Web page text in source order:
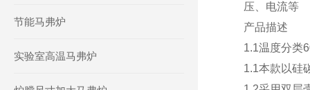
节能马弗炉
实验室高温马弗炉
压、电流等
产品描述
1.1温度分
1.1本款以硅